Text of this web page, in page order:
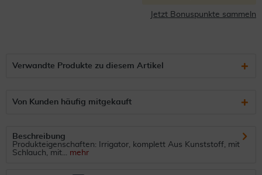
Jetzt Bonuspunkte sammeln
Verwandte Produkte zu diesem Artikel
Von Kunden häufig mitgekauft
Beschreibung
Produkteigenschaften: Irrigator, komplett Aus Kunststoff, mit
Schlauch, mit... mehr